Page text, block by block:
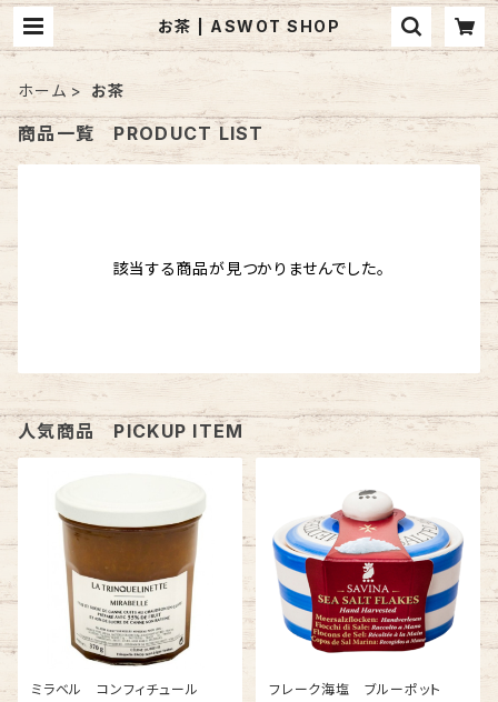
お茶 | ASWOT SHOP
ホーム お茶
商品一覧 PRODUCT LIST
該当する商品が見つかりませんでした。
人気商品 PICKUP ITEM
ミラベル コンフィチュール フレーク海塩 ブルーポット